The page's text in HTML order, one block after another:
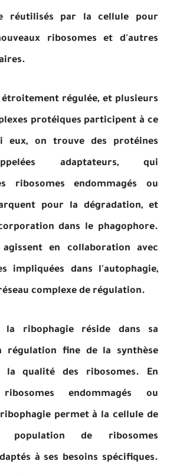
réutilisés par la cellule pour
ribosomes et d'autres
régulée, et plusieurs
protéiques participent à ce
eux, on trouve des protéines
adaptateurs, qui
ribosomes endommagés ou
pour la dégradation, et
dans le phagophore.
agissent en collaboration avec
impliquées dans l'autophagie,
complexe de régulation.
la ribophagie réside dans sa
régulation fine de la synthèse
qualité des ribosomes. En
endommagés ou
permet à la cellule de
population de ribosomes
à ses besoins spécifiques.